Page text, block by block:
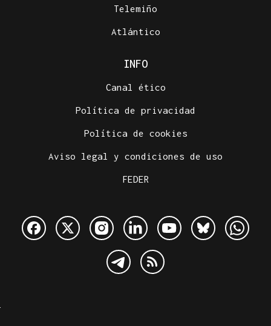
Telemiño
Atlántico
INFO
Canal ético
Política de privacidad
Política de cookies
Aviso legal y condiciones de uso
FEDER